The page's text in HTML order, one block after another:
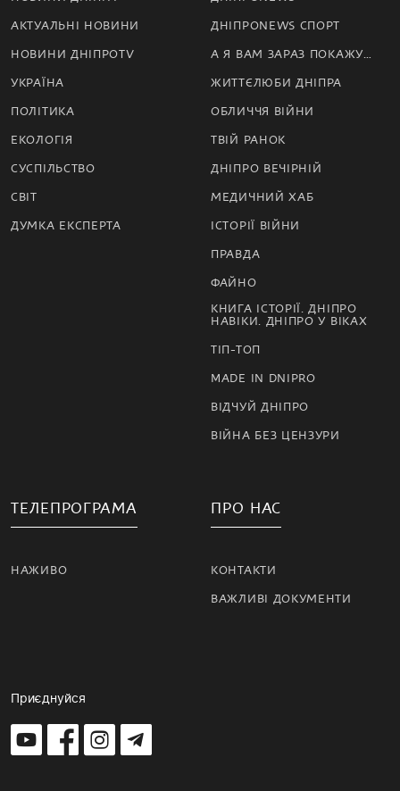
АКТУАЛЬНІ НОВИНИ
НОВИНИ ДНІПРОTV
УКРАЇНА
ПОЛІТИКА
ЕКОЛОГІЯ
СУСПІЛЬСТВО
СВІТ
ДУМКА ЕКСПЕРТА
ДНІПРОNEWS СПОРТ
А Я ВАМ ЗАРАЗ ПОКАЖУ…
ЖИТТЄЛЮБИ ДНІПРА
ОБЛИЧЧЯ ВІЙНИ
ТВІЙ РАНОК
ДНІПРО ВЕЧІРНІЙ
МЕДИЧНИЙ ХАБ
ІСТОРІЇ ВІЙНИ
ПРАВДА
ФАЙНО
КНИГА ІСТОРІЇ. ДНІПРО
НАВІКИ. ДНІПРО У ВІКАХ
ТІП-ТОП
MADE IN DNIPRO
ВІДЧУЙ ДНІПРО
ВІЙНА БЕЗ ЦЕНЗУРИ
ТЕЛЕПРОГРАМА
НАЖИВО
ПРО НАС
КОНТАКТИ
ВАЖЛИВІ ДОКУМЕНТИ
Приєднуйся